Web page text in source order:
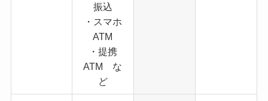
振込
・スマホ
ATM
・提携
ATM な
ど